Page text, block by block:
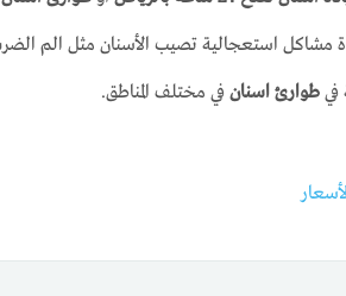
استعجالية تصيب الأسنان مثل الم
في طوارئ اسنان في مختلف المناطق.